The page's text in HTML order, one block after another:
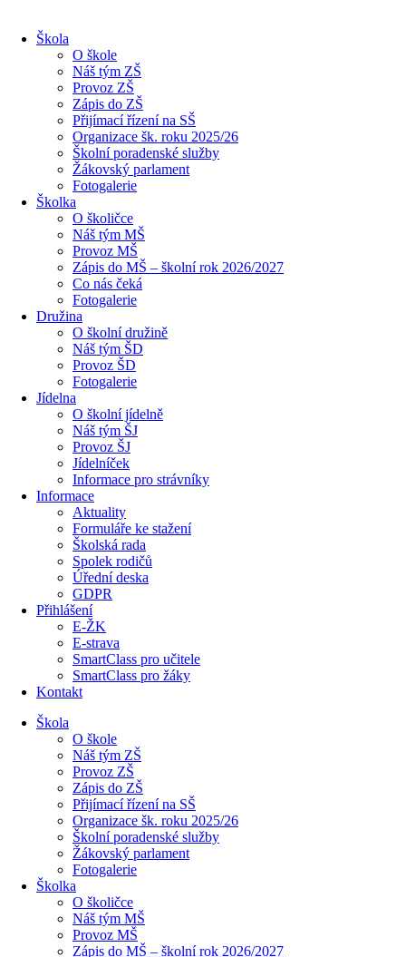
Škola
O škole
Náš tým ZŠ
Provoz ZŠ
Zápis do ZŠ
Přijímací řízení na SŠ
Organizace šk. roku 2025/26
Školní poradenské služby
Žákovský parlament
Fotogalerie
Školka
O školičce
Náš tým MŠ
Provoz MŠ
Zápis do MŠ – školní rok 2026/2027
Co nás čeká
Fotogalerie
Družina
O školní družině
Náš tým ŠD
Provoz ŠD
Fotogalerie
Jídelna
O školní jídelně
Náš tým ŠJ
Provoz ŠJ
Jídelníček
Informace pro strávníky
Informace
Aktuality
Formuláře ke stažení
Školská rada
Spolek rodičů
Úřední deska
GDPR
Přihlášení
E-ŽK
E-strava
SmartClass pro učitele
SmartClass pro žáky
Kontakt
Škola
O škole
Náš tým ZŠ
Provoz ZŠ
Zápis do ZŠ
Přijímací řízení na SŠ
Organizace šk. roku 2025/26
Školní poradenské služby
Žákovský parlament
Fotogalerie
Školka
O školičce
Náš tým MŠ
Provoz MŠ
Zápis do MŠ – školní rok 2026/2027